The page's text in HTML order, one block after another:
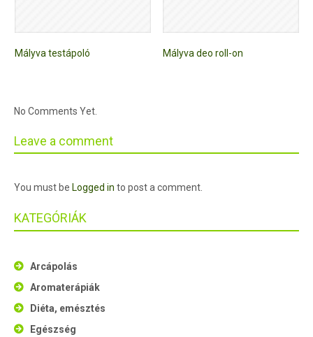
Mályva testápoló Mályva deo roll-on
No Comments Yet.
Leave a comment
You must be Logged in to post a comment.
KATEGÓRIÁK
Arcápolás
Aromaterápiák
Diéta, emésztés
Egészség